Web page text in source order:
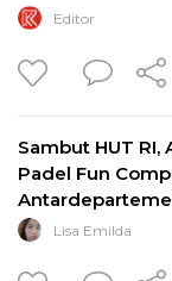
Editor
Sambut HUT RI,
Padel Fun
Lisa Emilda